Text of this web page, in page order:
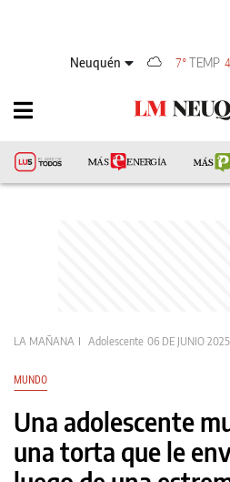
Neuquén 7°TEMP
LA MAÑANA Adolescente 06 DE JUNIO
MUNDO
Una adolescente
una torta que le